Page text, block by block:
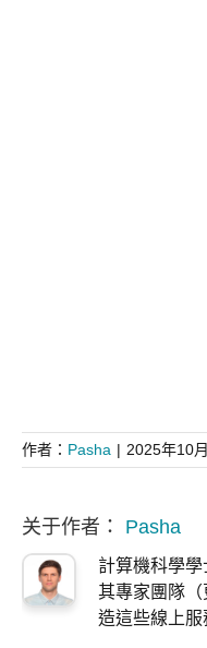
作者： Pasha | 2025年10
关于作者： Pasha
計算機科學
其專家團隊
造這些線上服